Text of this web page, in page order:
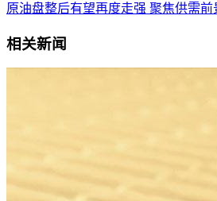
原油盘整后有望再度走强 聚焦供需前
相关新闻